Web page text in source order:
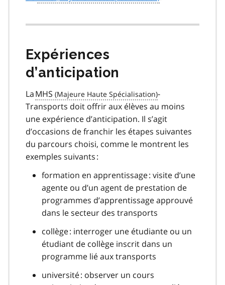
Expériences
d’anticipation
LaMHS
-
Transports doit offrir aux élèves au moins
une expérience d’anticipation. Il s’agit
d’occasions de franchir les étapes suivantes
du parcours choisi, comme le montrent les
exemples suivants :
formation en apprentissage : visite d’une
agente ou d’un agent de prestation de
programmes d’apprentissage approuvé
dans le secteur des transports
collège : interroger une étudiante ou un
étudiant de collège inscrit dans un
programme lié aux transports
université : observer un cours